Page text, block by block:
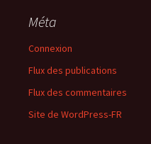
Méta
Connexion
Flux des publications
Flux des commentaires
Site de WordPress-FR